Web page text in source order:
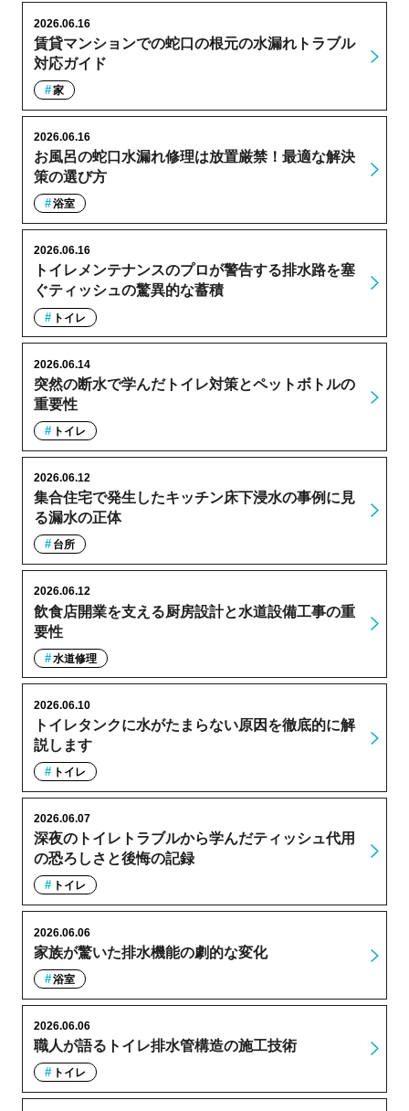
賃貸マンションでの蛇口の根元の水漏れトラブル
対応ガイド
2026.06.16
家
お風呂の蛇口水漏れ修理は放置厳禁！最適な解決
策の選び方
2026.06.16
浴室
トイレメンテナンスのプロが警告する排水路を塞
ぐティッシュの驚異的な蓄積
2026.06.16
トイレ
突然の断水で学んだトイレ対策とペットボトルの
重要性
2026.06.14
トイレ
集合住宅で発生したキッチン床下浸水の事例に見
る漏水の正体
2026.06.12
台所
飲食店開業を支える厨房設計と水道設備工事の重
要性
2026.06.12
水道修理
トイレタンクに水がたまらない原因を徹底的に解
説します
2026.06.10
トイレ
深夜のトイレトラブルから学んだティッシュ代用
の恐ろしさと後悔の記録
2026.06.07
トイレ
家族が驚いた排水機能の劇的な変化
2026.06.06
浴室
職人が語るトイレ排水管構造の施工技術
2026.06.06
トイレ